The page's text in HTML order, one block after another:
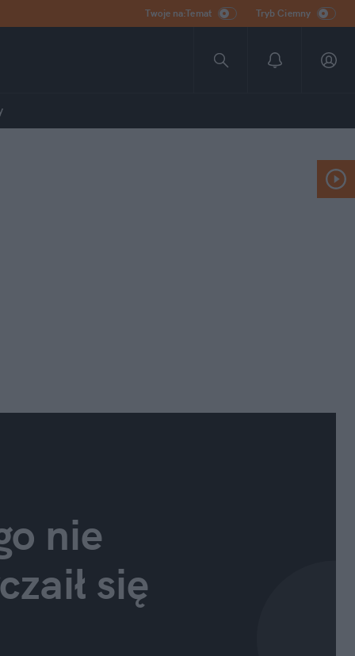
Twoje na:Temat Tryb Ciemny
nie
się